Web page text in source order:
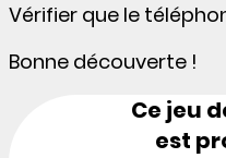
Vérifier que le
Bonne découverte !
Ce jeu
est